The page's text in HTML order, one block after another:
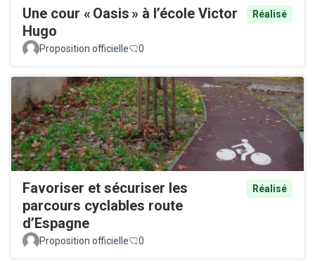
Une cour « Oasis » à l’école Victor
Hugo
Réalisé
Proposition officielle 0
Favoriser et sécuriser les
parcours cyclables route
d’Espagne
Réalisé
Proposition officielle 0